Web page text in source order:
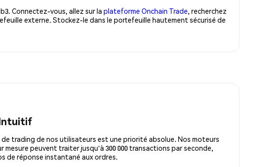
Connectez-vous, allez sur la plateforme Onchain Trade, recherchez
externe. Stockez-le dans le portefeuille hautement sécurisé de
trading de nos utilisateurs est une priorité absolue. Nos moteurs
mesure peuvent traiter jusqu'à 300 000 transactions par seconde,
de réponse instantané aux ordres.